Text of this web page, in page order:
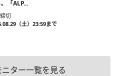
「ALP...
切
（土）23:59まで
ター一覧を見る